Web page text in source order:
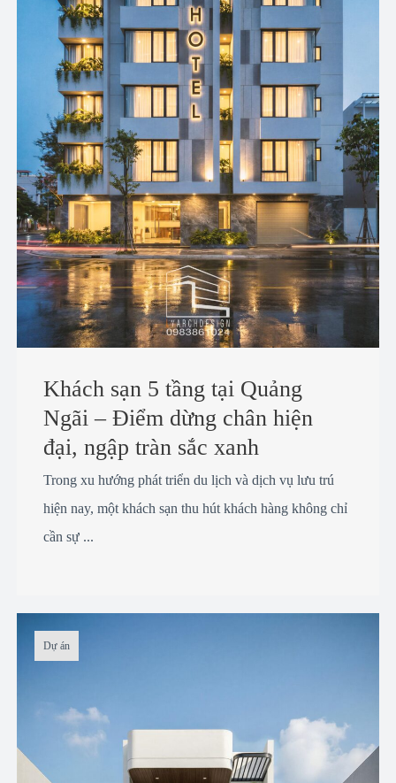
Khách sạn 5 tầng tại Quảng
Ngãi – Điểm dừng chân hiện
đại, ngập tràn sắc xanh
Trong xu hướng phát triển du lịch và dịch vụ lưu trú
hiện nay, một khách sạn thu hút khách hàng không chỉ
cần sự ...
Dự án